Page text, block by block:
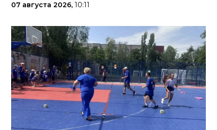
07 августа 2026, 10:11